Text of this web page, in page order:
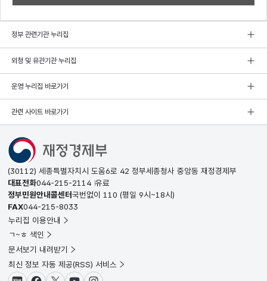
정부 관련기관 누리집
외청 및 유관기관 누리집
운영 누리집 바로가기
관련 사이트 바로가기
(30112) 세종특별자치시 도움6로 42 정부세종청사 중앙동 재정경제부
대표전화044-215-2114 유료
정부민원안내콜센터국번없이 110 (평일 9시~18시)
FAX044-215-8033
누리집 이용안내
ㄱ~ㅎ 색인
문서보기 내려받기
최신 정보 자동 제공(RSS) 서비스
블로그페이스북X(트위터)유튜브인스타그램